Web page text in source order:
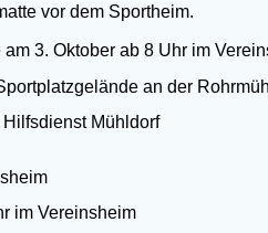
vor dem Sportheim.
3. Oktober ab 8 Uhr im
an der
Mühldorf
Vereinsheim